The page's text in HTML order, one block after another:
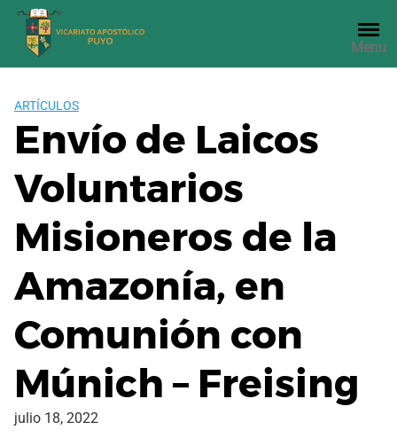
Saltar
contenido
Menu
ARTÍCULOS
Envío de Laicos
Voluntarios
Misioneros de la
Amazonía, en
Comunión con
Múnich – Freising
julio 18, 2022